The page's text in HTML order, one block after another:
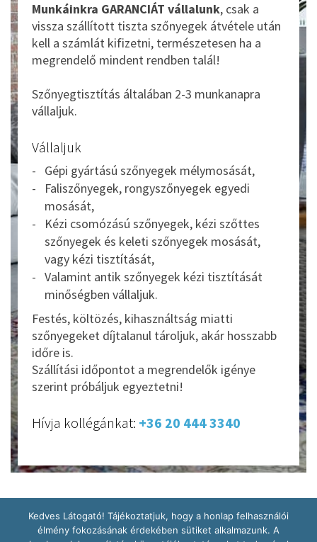
Munkáinkra GARANCIÁT vállalunk, csak a
vissza szállított tiszta szőnyegek átvétele után
kell a számlát kifizetni, természetesen ha a
megrendelő mindent rendben talál!
Szőnyegtisztítás általában 2-3 munkanapra
vállaljuk.
Vállaljuk
Gépi gyártású szőnyegek mélymosását,
Faliszőnyegek, rongyszőnyegek egyedi
mosását,
Kézi csomózású szőnyegek, kézi szőttes
szőnyegek és keleti szőnyegek mosását,
vagy kézi tisztítását,
Valamint antik szőnyegek kézi tisztítását
minőségben vállaljuk.
Festés, költözés, kihasználtság miatti
szőnyegeket díjtalanul tároljuk, akár hosszabb
időre is.
Szállítási időpontot a megrendelők igénye
szerint próbáljuk egyeztetni!
Hívja kollégánkat: +36 20 444 3340
Kedves Látogató! Tájékoztatjuk, hogy a honlap felhasználói
élmény fokozásának érdekében sütiket alkalmazunk. A